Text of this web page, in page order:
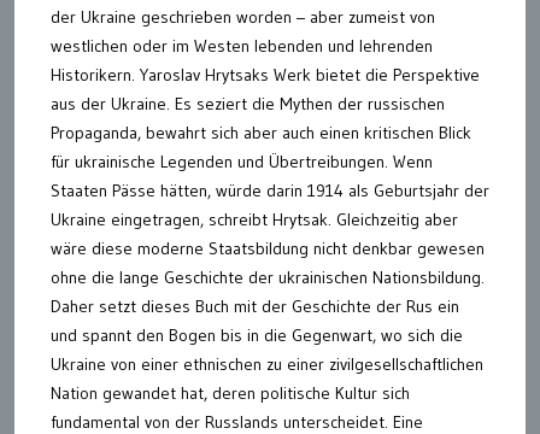
der Ukraine geschrieben worden – aber zumeist von
westlichen oder im Westen lebenden und lehrenden
Historikern. Yaroslav Hrytsaks Werk bietet die Perspektive
aus der Ukraine. Es seziert die Mythen der russischen
Propaganda, bewahrt sich aber auch einen kritischen Blick
für ukrainische Legenden und Übertreibungen. Wenn
Staaten Pässe hätten, würde darin 1914 als Geburtsjahr der
Ukraine eingetragen, schreibt Hrytsak. Gleichzeitig aber
wäre diese moderne Staatsbildung nicht denkbar gewesen
ohne die lange Geschichte der ukrainischen Nationsbildung.
Daher setzt dieses Buch mit der Geschichte der Rus ein
und spannt den Bogen bis in die Gegenwart, wo sich die
Ukraine von einer ethnischen zu einer zivilgesellschaftlichen
Nation gewandet hat, deren politische Kultur sich
fundamental von der Russlands unterscheidet. Eine